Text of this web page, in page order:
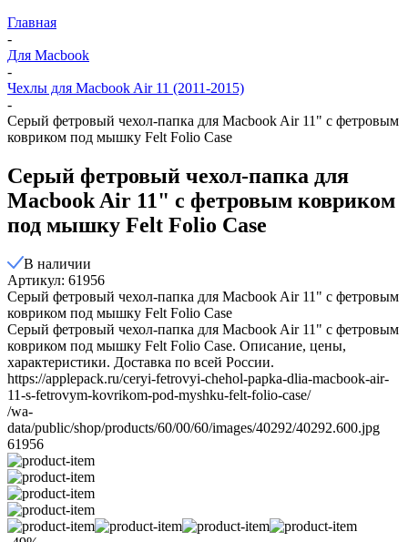
Главная
-
Для Macbook
-
Чехлы для Macbook Air 11 (2011-2015)
-
Cерый фетровый чехол-папка для Macbook Air 11" с фетровым
ковриком под мышку Felt Folio Case
Cерый фетровый чехол-папка для
Macbook Air 11" с фетровым ковриком
под мышку Felt Folio Case
В наличии
Артикул: 61956
Cерый фетровый чехол-папка для Macbook Air 11" с фетровым
ковриком под мышку Felt Folio Case
Cерый фетровый чехол-папка для Macbook Air 11" с фетровым
ковриком под мышку Felt Folio Case. Описание, цены,
характеристики. Доставка по всей России.
https://applepack.ru/ceryi-fetrovyi-chehol-papka-dlia-macbook-air-
11-s-fetrovym-kovrikom-pod-myshku-felt-folio-case/
/wa-
data/public/shop/products/60/00/60/images/40292/40292.600.jpg
61956